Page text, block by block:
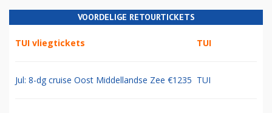
VOORDELIGE RETOURTICKETS
TUI vliegtickets TUI
Jul: 8-dg cruise Oost Middellandse Zee €1235 TUI